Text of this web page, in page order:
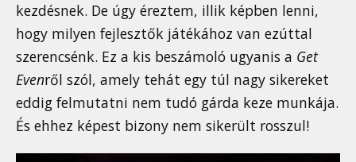
kezdésnek. De úgy éreztem, illik képben lenni,
hogy milyen fejlesztők játékához van ezúttal
szerencsénk. Ez a kis beszámoló ugyanis a Get
Evenről szól, amely tehát egy túl nagy sikereket
eddig felmutatni nem tudó gárda keze munkája.
És ehhez képest bizony nem sikerült rosszul!